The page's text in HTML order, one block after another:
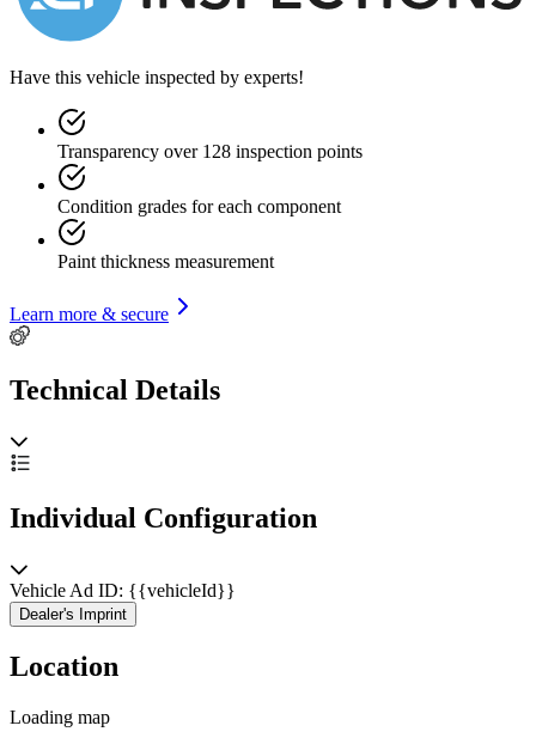
Have this vehicle inspected by experts!
Transparency over 128 inspection points
Condition grades for each component
Paint thickness measurement
Learn more & secure
Technical Details
Individual Configuration
Vehicle Ad ID: {{vehicleId}}
Dealer's Imprint
Location
Loading map